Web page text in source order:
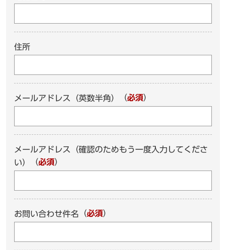
住所
メールアドレス（英数半角） （必須）
メールアドレス（確認のためもう一度入力してくださ
い）
（必須）
お問い合わせ件名 （必須）